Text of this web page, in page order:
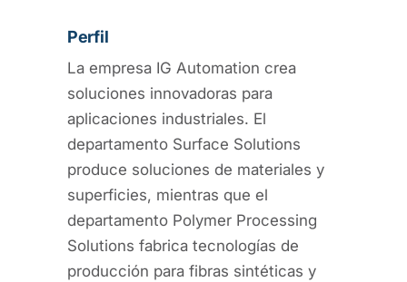
Perfil
La empresa IG Automation crea
soluciones innovadoras para
aplicaciones industriales. El
departamento Surface Solutions
produce soluciones de materiales y
superficies, mientras que el
departamento Polymer Processing
Solutions fabrica tecnologías de
producción para fibras sintéticas y